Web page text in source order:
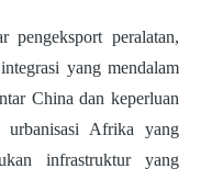
pengeksport peralatan,
yang mendalam
China dan keperluan
urbanisasi Afrika yang
infrastruktur yang